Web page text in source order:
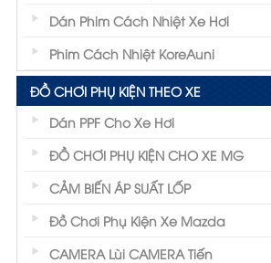
Dán Phim Cách Nhiệt Xe Hơi
Phim Cách Nhiệt KoreAuni
ĐỒ CHƠI PHỤ KIỆN THEO XE
Dán PPF Cho Xe Hơi
ĐỒ CHƠI PHỤ KIỆN CHO XE MG
CẢM BIẾN ÁP SUẤT LỐP
Đồ Chơi Phụ Kiện Xe Mazda
CAMERA Lùi CAMERA Tiến